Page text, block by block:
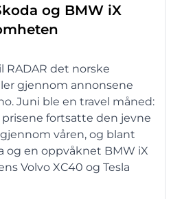
og BMW iX
RADAR det norske
gjennom annonsene
Juni ble en travel måned:
fortsatte den jevne
våren, og blant
og en oppvåknet BMW iX
Volvo XC40 og Tesla